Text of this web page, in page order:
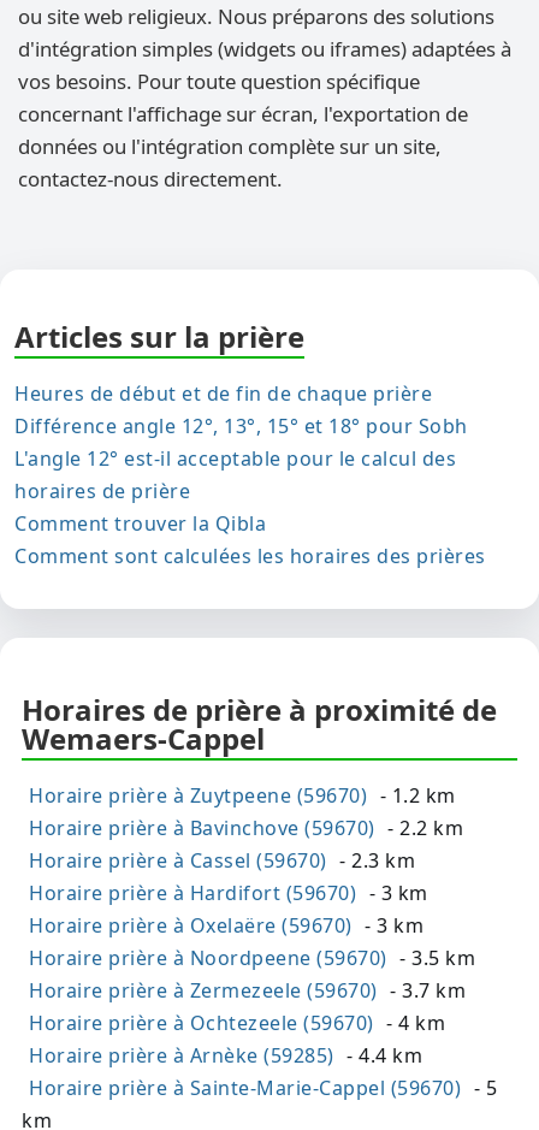
ou site web religieux. Nous préparons des solutions
d'intégration simples (widgets ou iframes) adaptées à
vos besoins. Pour toute question spécifique
concernant l'affichage sur écran, l'exportation de
données ou l'intégration complète sur un site,
contactez-nous directement.
Articles sur la prière
Heures de début et de fin de chaque prière
Différence angle 12°, 13°, 15° et 18° pour Sobh
L'angle 12° est-il acceptable pour le calcul des
horaires de prière
Comment trouver la Qibla
Comment sont calculées les horaires des prières
Horaires de prière à proximité de
Wemaers-Cappel
Horaire prière à Zuytpeene (59670) - 1.2 km
Horaire prière à Bavinchove (59670) - 2.2 km
Horaire prière à Cassel (59670) - 2.3 km
Horaire prière à Hardifort (59670) - 3 km
Horaire prière à Oxelaëre (59670) - 3 km
Horaire prière à Noordpeene (59670) - 3.5 km
Horaire prière à Zermezeele (59670) - 3.7 km
Horaire prière à Ochtezeele (59670) - 4 km
Horaire prière à Arnèke (59285) - 4.4 km
Horaire prière à Sainte-Marie-Cappel (59670) - 5
km